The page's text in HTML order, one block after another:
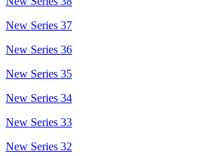
New Series 37
New Series 36
New Series 35
New Series 34
New Series 33
New Series 32